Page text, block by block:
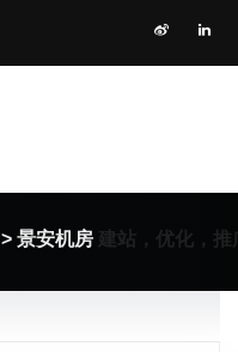
> 景安机房 建站，优化，推